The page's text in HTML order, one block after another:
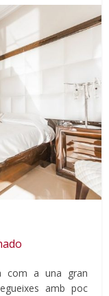
com a una gran
amb poc